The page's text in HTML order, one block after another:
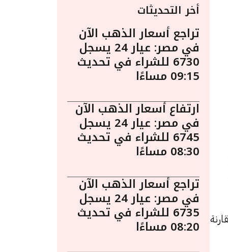
بقيمة 5 جنيهات مقارنة
أخر التحديثات
تراجع أسعار الذهب الآن
في مصر: عيار 24 يسجل
6730 للشراء في تحديث
09:15 مساءًا
ارتفاع أسعار الذهب الآن
في مصر: عيار 24 يسجل
6745 للشراء في تحديث
08:30 مساءًا
تراجع أسعار الذهب الآن
في مصر: عيار 24 يسجل
6735 للشراء في تحديث
08:20 مساءًا